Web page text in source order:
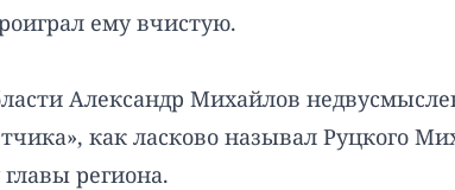
ему вчистую.
Александр Михайлов
как ласково называл Руцкого
региона.